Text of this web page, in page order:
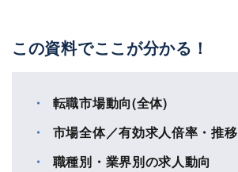
この資料でここが分かる！
転職市場動向(全体)
市場全体／有効求人倍率・推移
職種別・業界別の求人動向